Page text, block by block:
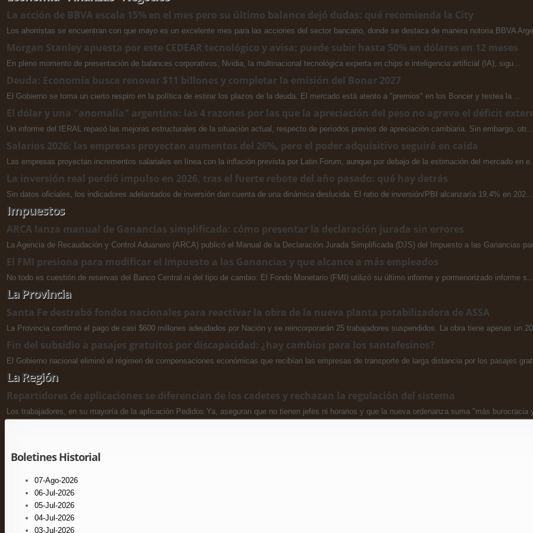
La acción de BBVA escala 15% en el mes pero su último balance dejó dudas: qué recomienda la City
Los ahorristas se encuentran con que mayo es un excelente mes para las acciones del sector bancario, donde se destaca de manera notoria BBVA
Morgan Stanley apuesta por este CEDEAR tecnológico y avisa: puede subir hasta 50% en dólares en 12 meses
En pleno momento de presentación de balances corporativos, Nvidia, la multinacional tecnológica experta en chips e inteligencia artificial (IA), sigu...
Deuda: Economía busca renovar $11 billones y completar la emisión del Bonar 2027
El Gobierno se toma un cierto respiro en la política de estirar los plazos de la deuda. El mercado está atento a "premios" en los Boncer y testea la ...
El dólar y una "anomalía" argentina: las 4 razones por las que la apreciación del peso no agrava el déficit
Un informe del IERAL repasó las mejoras estructurales de la situación actual, respecto de períodos previos de apreciación cambiaria. Sin embargo, otr...
Salarios 2026: las empresas proyectan aumentos del 26%, pero el poder adquisitivo seguirá en caída
Las empresas proyectan incrementos salariales en línea con la inflación prevista por Latin Forum, aunque por debajo de la estimación del mercado en
La inversión real perdió impulso en 2026, tras el fuerte rebote del año pasado: qué hay detrás
Sin datos oficiales, los indicadores adelantados de inversión dan cuenta de una dinámica deslucida. El ratio de inversión/PBI alcanzaría 19,4% en 202...
Impuestos
ARCA lanza manual de Ganancias simplificada: cómo presentar la declaración jurada sin errores
La Agencia de Recaudación y Control Aduanero (ARCA) publicó el Manual de la Declaración Jurada Simplificada (DJS) del Impuesto a las Ganancias
El FMI presiona para modificar el Impuesto a las Ganancias y que alcance a más empleados
No todo es cuestión de reservas del Banco Central ni del tipo de cambio. El Fondo Monetario (FMI) utilizó su último informe y pormenorizado informe s...
La Provincia
Santa Fe destrabó fondos nacionales para reactivar la obra de la nueva planta potabilizadora de ASSA
La Provincia confirmó el pago de casi $600 millones adeudados por Nación y se reincorporarán 25 trabajadores suspendidos. La obra tiene apenas un
Fin del subsidio a pasajes gratuitos por discapacidad: ¿hay cambios para los santafesinos?
El Gobierno nacional eliminó el régimen de compensaciones económicas que recibían las empresas de transporte de larga distancia por los pasajes
La Región
Repartidores de aplicaciones se diferencian de los cadetes y rechazan la regulación del sistema
Los trabajadores, en su mayoría de la aplicación Pedidos Ya, aseguran que no tienen jefes ni horarios y que la nueva ordenanza suma "más burocracia
Boletines Historial
07-Ago-2026
06-Jul-2026
05-Jul-2026
04-Jul-2026
03-Jul-2026